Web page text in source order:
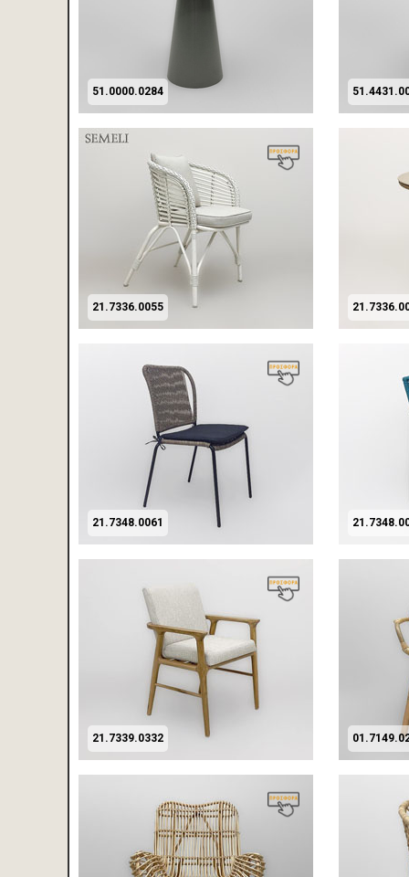
51.0000.0284
21.7336.0055
21.7348.0061
21.7339.0332